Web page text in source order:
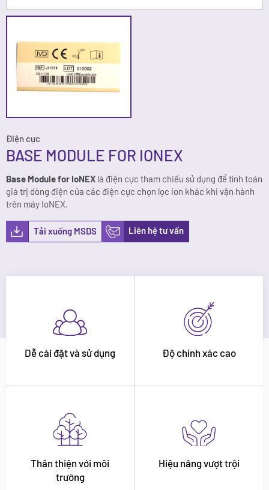
Điện cực
BASE MODULE FOR IONEX
Base Module for IoNEX là điện cực tham chiếu sử dụng để tính toán
giá trị dòng điện của các điện cực chọn lọc ion khác khi vận hành
trên máy IoNEX.
Tải xuống MSDS Liên hệ tư vấn
Dễ cài đặt và sử dụng Độ chính xác cao
Thân thiện với môi
trường
Hiệu năng vượt trội